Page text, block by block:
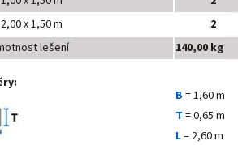
x 1,50 m
2
lešení
140,00 kg
B = 1,60 m
T = 0,65 m
L= 2,60 m